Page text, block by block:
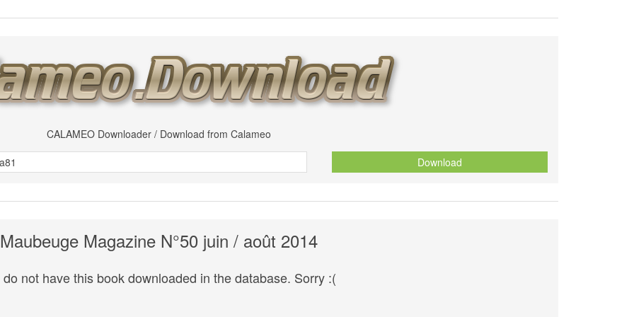
CALAMEO Downloader / Download from Calameo
Download
Maubeuge Magazine N°50 juin / août 2014
do not have this book downloaded in the database. Sorry :(